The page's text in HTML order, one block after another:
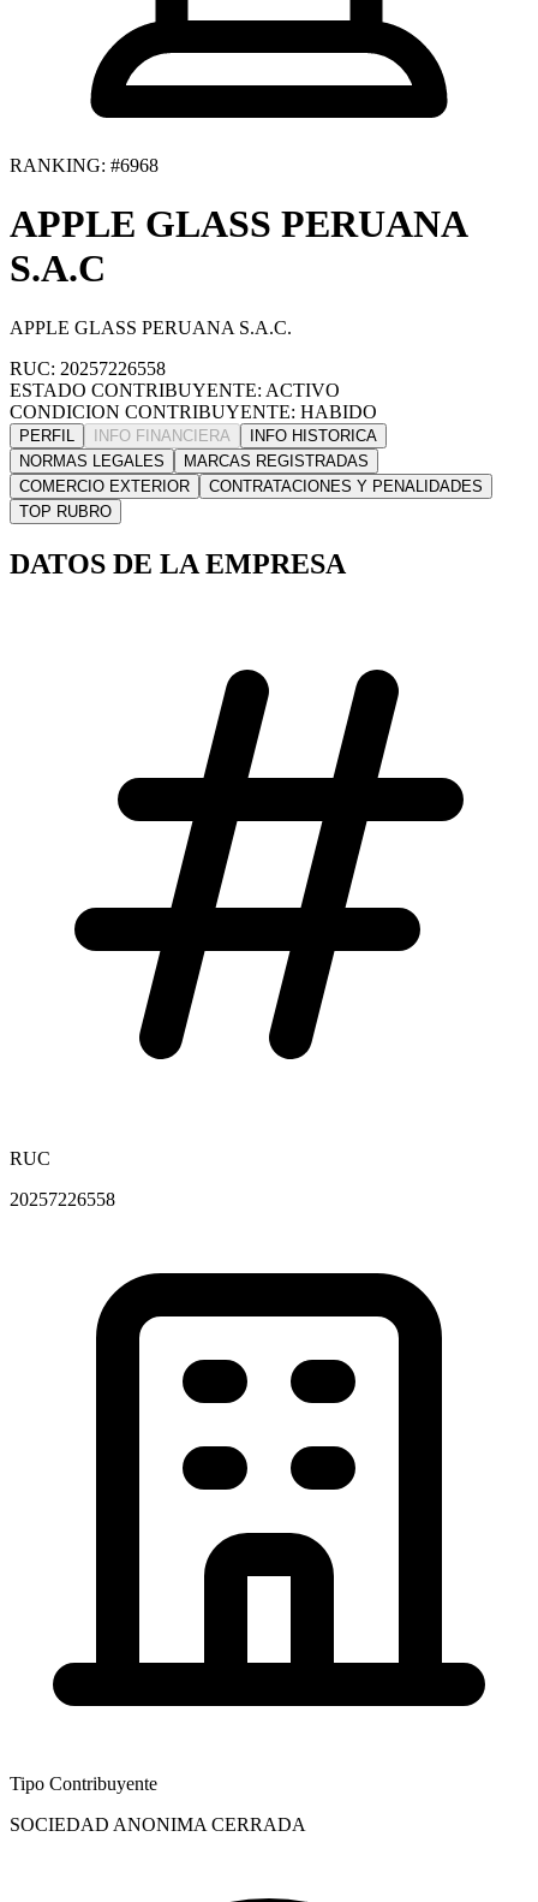
RANKING: #6968
APPLE GLASS PERUANA
S.A.C
APPLE GLASS PERUANA S.A.C.
RUC: 20257226558
ESTADO CONTRIBUYENTE: ACTIVO
CONDICION CONTRIBUYENTE: HABIDO
PERFIL INFO FINANCIERA
INFO HISTORICA
NORMAS LEGALES
MARCAS REGISTRADAS
COMERCIO EXTERIOR
CONTRATACIONES Y PENALIDADES
TOP RUBRO
DATOS DE LA EMPRESA
RUC
20257226558
Tipo Contribuyente
SOCIEDAD ANONIMA CERRADA